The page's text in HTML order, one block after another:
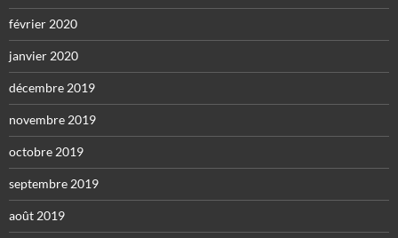
février 2020
janvier 2020
décembre 2019
novembre 2019
octobre 2019
septembre 2019
août 2019